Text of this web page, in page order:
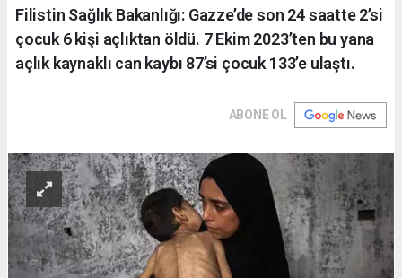
Filistin Sağlık Bakanlığı: Gazze’de son 24 saatte 2’si
çocuk 6 kişi açlıktan öldü. 7 Ekim 2023’ten bu yana
açlık kaynaklı can kaybı 87’si çocuk 133’e ulaştı.
ABONE OL